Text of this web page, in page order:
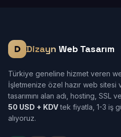
Dizayn Web Tasarım
Türkiye geneline hizmet veren
İşletmenize özel hazır web sitesi
tasarımını alan adı, hosting, SSL
50 USD + KDVtek fiyatla, 1-3 iş
alıyoruz.